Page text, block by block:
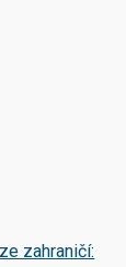
zahraničí: